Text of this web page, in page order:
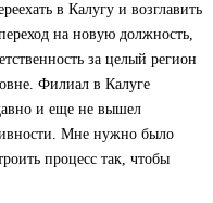
в Калугу и возглавить
на новую должность,
за целый регион
Филиал в Калуге
и еще не вышел
Мне нужно было
процесс так, чтобы